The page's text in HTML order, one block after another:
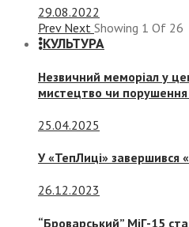
29.08.2022
Prev Next Showing 1 Of 26
КУЛЬТУРА
Незвичний меморіал у
мистецтво чи порушення
25.04.2025
У «ТепЛиці» завершився
26.12.2023
“Броварський” МіГ-15